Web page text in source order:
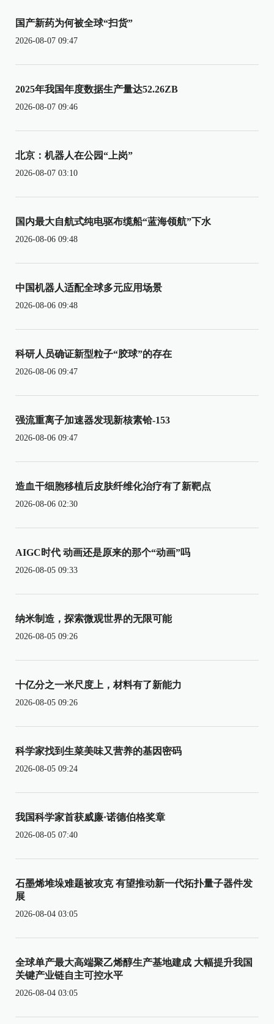
国产新药为何被全球“扫货”
2026-08-07 09:47
2025年我国年度数据生产量达52.26ZB
2026-08-07 09:46
北京：机器人在公园“上岗”
2026-08-07 03:10
国内最大自航式纯电驱布缆船“蓝海领航”下水
2026-08-06 09:48
中国机器人适配全球多元应用场景
2026-08-06 09:48
科研人员确证新型粒子“胶球”的存在
2026-08-06 09:47
强流重离子加速器发现新核素铪-153
2026-08-06 09:47
造血干细胞移植后皮肤纤维化治疗有了新靶点
2026-08-06 02:30
AIGC时代 动画还是原来的那个“动画”吗
2026-08-05 09:33
纳米制造，探索微观世界的无限可能
2026-08-05 09:26
十亿分之一米尺度上，材料有了新能力
2026-08-05 09:26
科学家找到生菜美味又营养的基因密码
2026-08-05 09:24
我国科学家首获威廉·诺德伯格奖章
2026-08-05 07:40
石墨烯堆垛难题被攻克 有望推动新一代拓扑量子器件发
展
2026-08-04 03:05
全球单产最大高端聚乙烯醇生产基地建成 大幅提升我国
关键产业链自主可控水平
2026-08-04 03:05